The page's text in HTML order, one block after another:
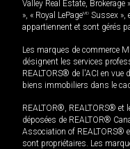
Valley Real Estate, Brokerage
», « Royal LePageMD Sussex »,
appartiennent et sont gérés
Les marques de commerce
désignent les services
REALTORS® de l'ACI en vue
biens immobiliers dans le
REALTOR®, REALTORS® et
déposées de REALTOR®
Association of REALTORS®
sont propriétaires. Les